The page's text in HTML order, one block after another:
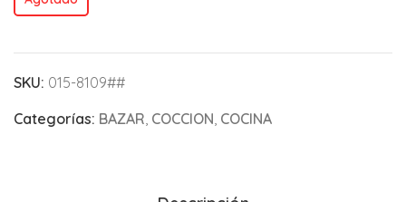
SKU: 015-8109##
Categorías: BAZAR COCCION COCINA